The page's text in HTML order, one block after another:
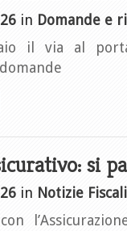
in Domande e
il via al
si
in Notizie Fiscali